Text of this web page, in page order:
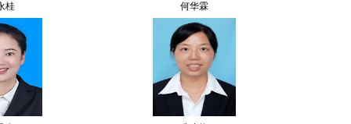
桂 何华霖